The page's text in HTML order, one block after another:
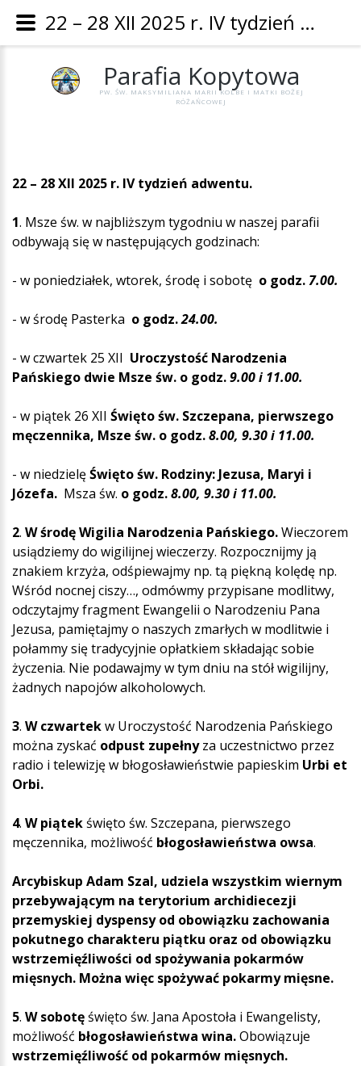
Parafia Kopytowa
PW. ŚW. MAKSYMILIANA MARII KOLBE I MATKI BOŻEJ
RÓŻAŃCOWEJ
22 – 28 XII 2025 r. IV tydzień adwentu.
1. Msze św. w najbliższym tygodniu w naszej parafii
odbywają się w następujących godzinach:
- w poniedziałek, wtorek, środę i sobotę o godz.7.00.
- w środę Pasterka o godz.24.00.
- w czwartek 25 XII Uroczystość Narodzenia
Pańskiego dwie Msze św. o godz.9.00i 11.00.
- w piątek 26 XII Święto św. Szczepana, pierwszego
męczennika, Msze św. o godz.8.00, 9.30 i 11.00.
- w niedzielęŚwięto św. Rodziny: Jezusa, Maryi i
Józefa. Msza św. o godz.8.00, 9.30 i 11.00.
2. W środę Wigilia Narodzenia Pańskiego.Wieczorem
usiądziemy do wigilijnej wieczerzy. Rozpocznijmy ją
znakiem krzyża, odśpiewajmy np. tą piękną kolędę np.
Wśród nocnej ciszy…, odmówmy przypisane modlitwy,
odczytajmy fragment Ewangelii o Narodzeniu Pana
Jezusa, pamiętajmy o naszych zmarłych w modlitwie i
połammy się tradycyjnie opłatkiem składając sobie
życzenia. Nie podawajmy w tym dniu na stół wigilijny,
żadnych napojów alkoholowych.
3. W czwartekw Uroczystość Narodzenia Pańskiego
można zyskać odpust zupełnyza uczestnictwo przez
radio i telewizję w błogosławieństwie papieskim Urbi et
Orbi.
4. W piątekświęto św. Szczepana, pierwszego
męczennika, możliwość błogosławieństwa owsa.
Arcybiskup Adam Szal, udziela wszystkim wiernym
przebywającym na terytorium archidiecezji
przemyskiej dyspensy od obowiązku zachowania
pokutnego charakteru piątku oraz od obowiązku
wstrzemięźliwości od spożywania pokarmów
mięsnych. Można więc spożywać pokarmy mięsne.
5. W sobotęświęto św. Jana Apostoła i Ewangelisty,
możliwość błogosławieństwa wina.Obowiązuje
wstrzemięźliwość od pokarmów mięsnych.
22 – 28 XII 2025 r. IV tydzień adwentu. - Parafia Kopytowa